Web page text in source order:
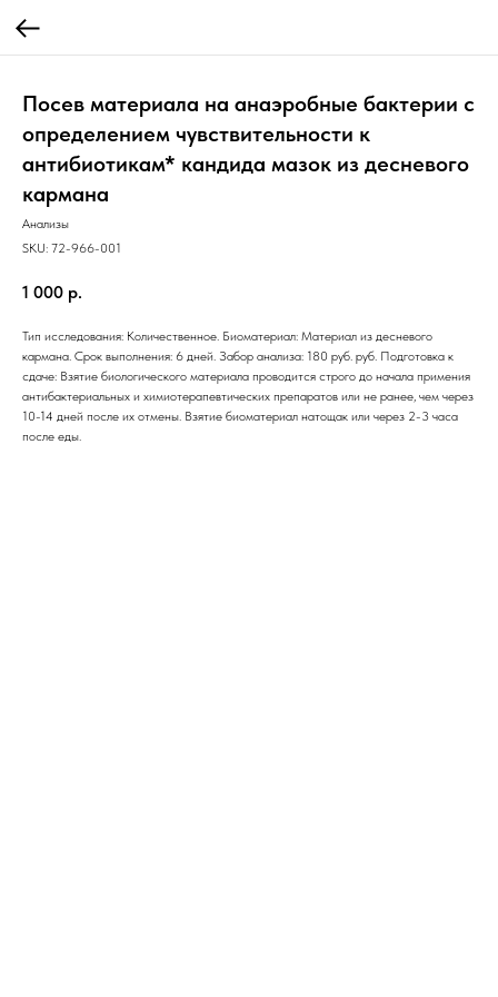
Посев материала на анаэробные бактерии с
определением чувcтвительности к
антибиотикам* кандида мазок из десневого
кармана
Анализы
SKU: 72-966-001
1 000 р.
Тип исследования: Количественное. Биоматериал: Материал из десневого
кармана. Срок выполнения: 6 дней. Забор анализа: 180 руб. руб. Подготовка к
сдаче: Взятие биологического материала проводится строго до начала примения
антибактериальных и химиотерапевтических препаратов или не ранее, чем через
10-14 дней после их отмены. Взятие биоматериал натощак или через 2-3 часа
после еды.